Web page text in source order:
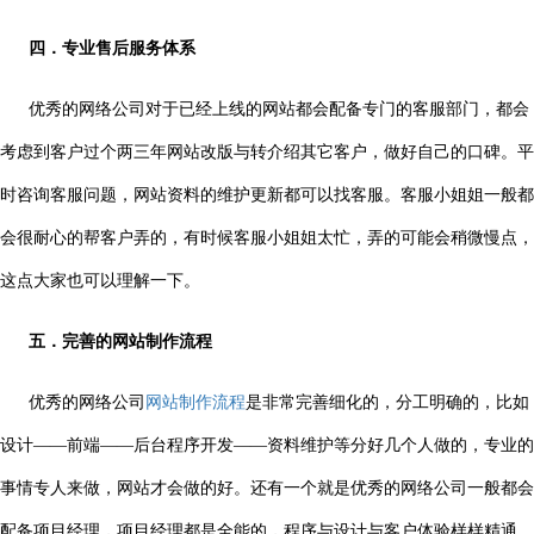
四．专业售后服务体系
优秀的网络公司对于已经上线的网站都会配备专门的客服部门，都会
考虑到客户过个两三年网站改版与转介绍其它客户，做好自己的口碑。平
时咨询客服问题，网站资料的维护更新都可以找客服。客服小姐姐一般都
会很耐心的帮客户弄的，有时候客服小姐姐太忙，弄的可能会稍微慢点，
这点大家也可以理解一下。
五．完善的网站制作流程
优秀的网络公司 网站制作流程是非常完善细化的，分工明确的，比如
设计——前端——后台程序开发——资料维护等分好几个人做的，专业的
事情专人来做，网站才会做的好。还有一个就是优秀的网络公司一般都会